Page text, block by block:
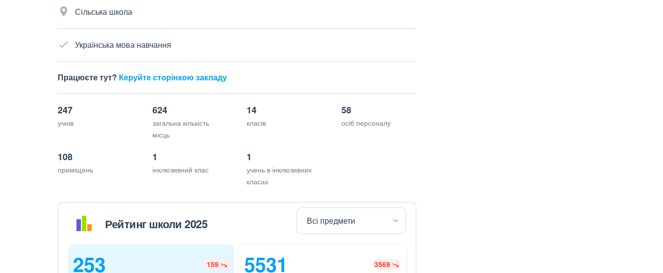
Сільська школа
Українська мова навчання
Працюєте тут? Керуйте сторінкою закладу
247
учнів
624
загальна кількість
місць
14
класів
58
осіб персоналу
108
приміщень
1
інклюзивний клас
1
учень в інклюзивних
класах
Рейтинг школи 2025
253 159 5531 3569